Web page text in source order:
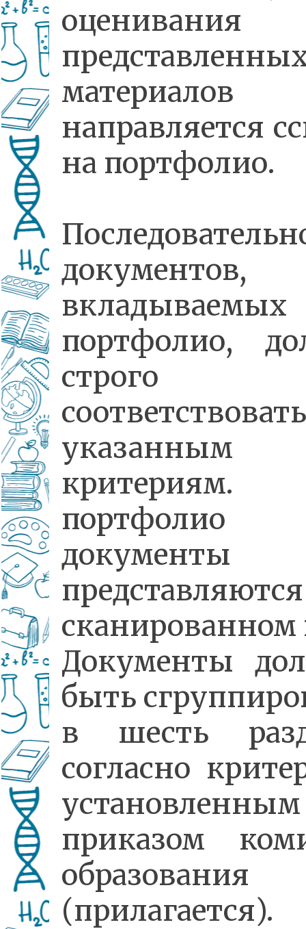
оценивания
материалов
направляется
на портфолио.
документов,
портфолио,
строго
соответствовать
указанным
портфолио
документы
сканированном
Документы
быть
в шесть
согласно
установленным
приказом
образования
(прилагается).